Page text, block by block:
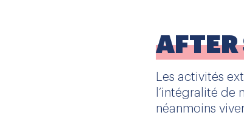
Les activités
l’intégralité de
néanmoins